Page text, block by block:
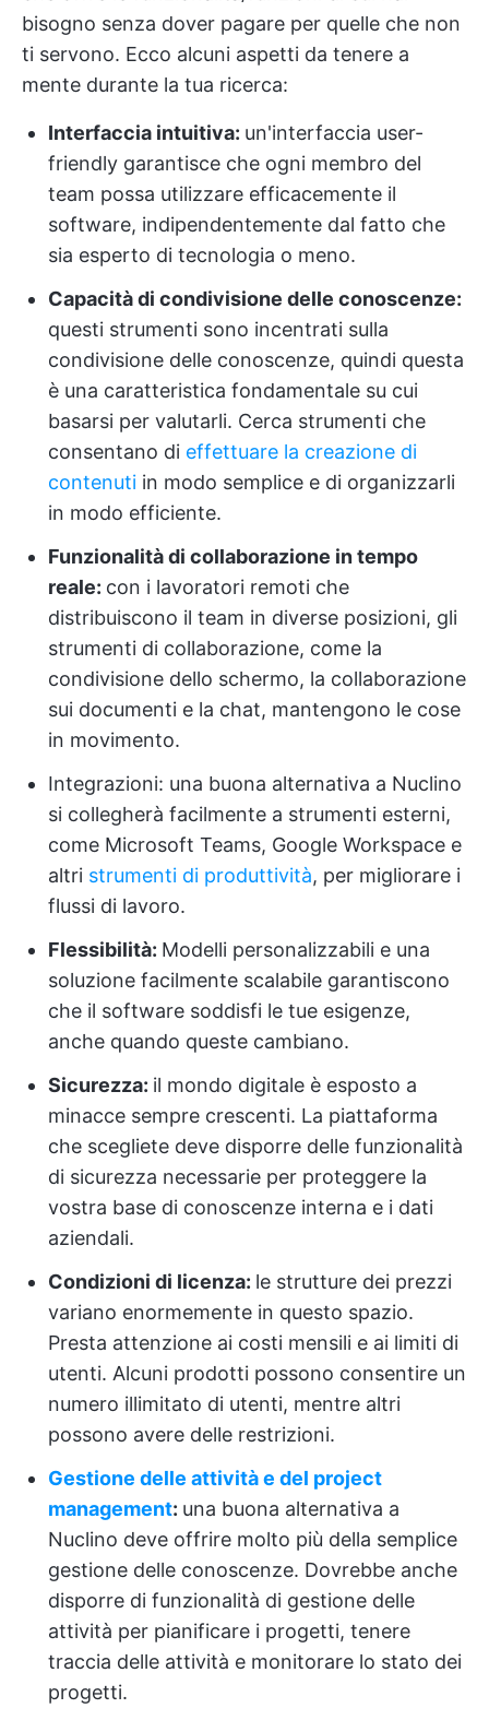
bisogno senza dover pagare per quelle che non
ti servono. Ecco alcuni aspetti da tenere a
mente durante la tua ricerca:
Interfaccia intuitiva: un'interfaccia user-
friendly garantisce che ogni membro del
team possa utilizzare efficacemente il
software, indipendentemente dal fatto che
sia esperto di tecnologia o meno.
Capacità di condivisione delle conoscenze:
questi strumenti sono incentrati sulla
condivisione delle conoscenze, quindi questa
è una caratteristica fondamentale su cui
basarsi per valutarli. Cerca strumenti che
consentano di effettuare la creazione di
contenuti in modo semplice e di organizzarli
in modo efficiente.
Funzionalità di collaborazione in tempo
reale: con i lavoratori remoti che
distribuiscono il team in diverse posizioni, gli
strumenti di collaborazione, come la
condivisione dello schermo, la collaborazione
sui documenti e la chat, mantengono le cose
in movimento.
Integrazioni: una buona alternativa a Nuclino
si collegherà facilmente a strumenti esterni,
come Microsoft Teams, Google Workspace e
altri strumenti di produttività, per migliorare i
flussi di lavoro.
Flessibilità: Modelli personalizzabili e una
soluzione facilmente scalabile garantiscono
che il software soddisfi le tue esigenze,
anche quando queste cambiano.
Sicurezza: il mondo digitale è esposto a
minacce sempre crescenti. La piattaforma
che scegliete deve disporre delle funzionalità
di sicurezza necessarie per proteggere la
vostra base di conoscenze interna e i dati
aziendali.
Condizioni di licenza: le strutture dei prezzi
variano enormemente in questo spazio.
Presta attenzione ai costi mensili e ai limiti di
utenti. Alcuni prodotti possono consentire un
numero illimitato di utenti, mentre altri
possono avere delle restrizioni.
Gestione delle attività e del project
management: una buona alternativa a
Nuclino deve offrire molto più della semplice
gestione delle conoscenze. Dovrebbe anche
disporre di funzionalità di gestione delle
attività per pianificare i progetti, tenere
traccia delle attività e monitorare lo stato dei
progetti.